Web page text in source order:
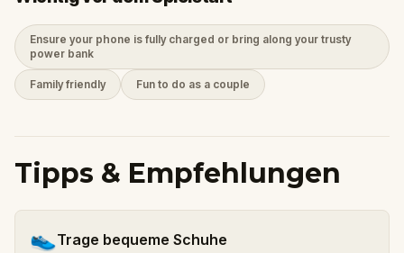
Ensure your phone is fully charged or bring along your trusty
power bank
Family friendly Fun to do as a couple
Tipps & Empfehlungen
👟Trage bequeme Schuhe